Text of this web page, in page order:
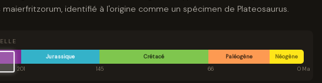
maierfritzorum, identifié à l'origine comme un spécimen de Plateosaurus.
Jurassique Crétacé Paléogène
Néogène
201 145 66 0 Ma